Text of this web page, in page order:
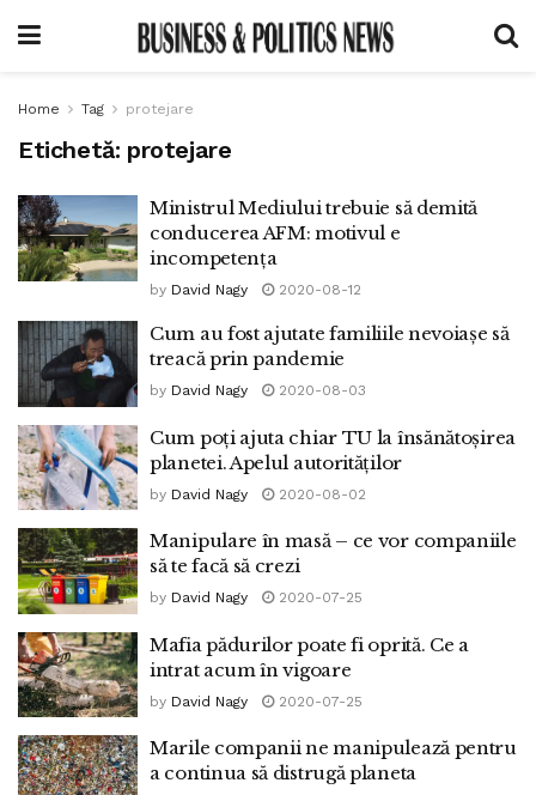
Home Tag protejare
Etichetă: protejare
Ministrul Mediului trebuie să demită
conducerea AFM: motivul e
incompetența
by David Nagy 2020-08-12
Cum au fost ajutate familiile nevoiașe să
treacă prin pandemie
by David Nagy 2020-08-03
Cum poți ajuta chiar TU la însănătoșirea
planetei. Apelul autorităților
by David Nagy 2020-08-02
Manipulare în masă – ce vor companiile
să te facă să crezi
by David Nagy 2020-07-25
Mafia pădurilor poate fi oprită. Ce a
intrat acum în vigoare
by David Nagy 2020-07-25
Marile companii ne manipulează pentru
a continua să distrugă planeta